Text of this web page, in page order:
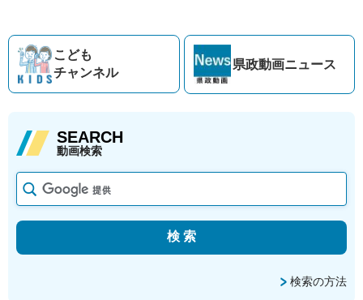
こども
チャンネル
県政動画ニュース
SEARCH
動画検索
検索の方法